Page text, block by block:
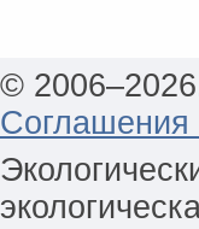
©